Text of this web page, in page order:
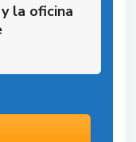
la oficina